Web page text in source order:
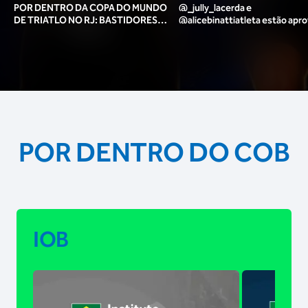
POR DENTRO DA COPA DO MUNDO
DE TRIATLO NO RJ: BASTIDORES,
@_jully_lacerda​ e
@alicebinattiatleta​ estão
POR DENTRO DO COB
IOB